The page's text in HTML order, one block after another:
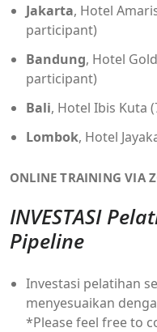
Jakarta, Hotel
participant)
Bandung, Hotel
participant)
Bali, Hotel Ibis Kuta
Lombok, Hotel
ONLINE TRAINING VIA
INVESTASI
Pipeline
Investasi pelatihan
menyesuaikan
*Please feel free to